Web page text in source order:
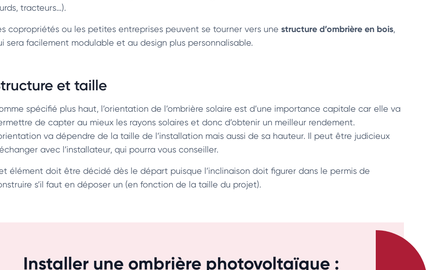
tracteurs…).
copropriétés ou les petites entreprises peuvent se tourner vers une structure d’ombrière en bois,
sera facilement modulable et au design plus personnalisable.
et taille
spécifié plus haut, l’orientation de l’ombrière solaire est d’une importance capitale car elle va
de capter au mieux les rayons solaires et donc d’obtenir un meilleur rendement.
va dépendre de la taille de l’installation mais aussi de sa hauteur. Il peut être judicieux
avec l’installateur, qui pourra vous conseiller.
élément doit être décidé dès le départ puisque l’inclinaison doit figurer dans le permis de
s’il faut en déposer un (en fonction de la taille du projet).
Installer une ombrière photovoltaïque :